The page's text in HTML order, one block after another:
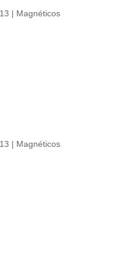
| Magnéticos
| Magnéticos